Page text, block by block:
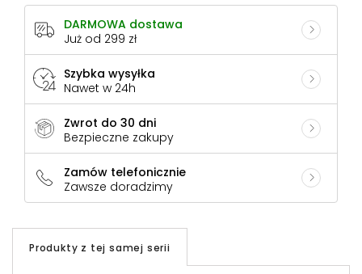
DARMOWA dostawa
Już od 299 zł
Szybka wysyłka
Nawet w 24h
Zwrot do 30 dni
Bezpieczne zakupy
Zamów telefonicznie
Zawsze doradzimy
Produkty z tej samej serii